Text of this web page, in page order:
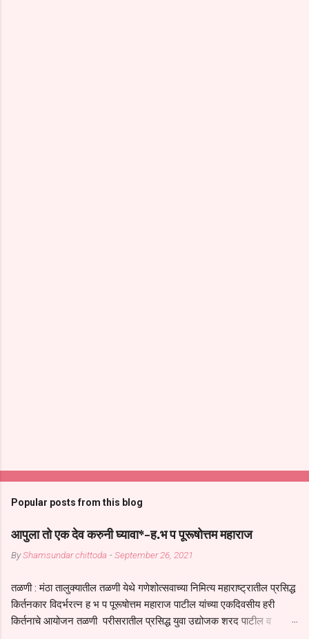
Popular posts from this blog
आपुला तो एक देव करुनी घ्यावा*-ह.भ प पूरूषोत्तम महाराज
ByShamsundar chittoda -September 26, 2021
तळणी : मंठा तालुक्यातील तळणी येथे गणेशोत्सवाच्या निमित्य महाराष्ट्रातील प्रसिद्ध
किर्तनकार विदर्भरत्न ह भ प पूरूषोत्तम महाराज पाटील यांच्या एकदिवसीय हरी
किर्तनाचे आयोजन तळणी परीसरातील प्रसिद्ध युवा उद्योजक शरद पाटील व